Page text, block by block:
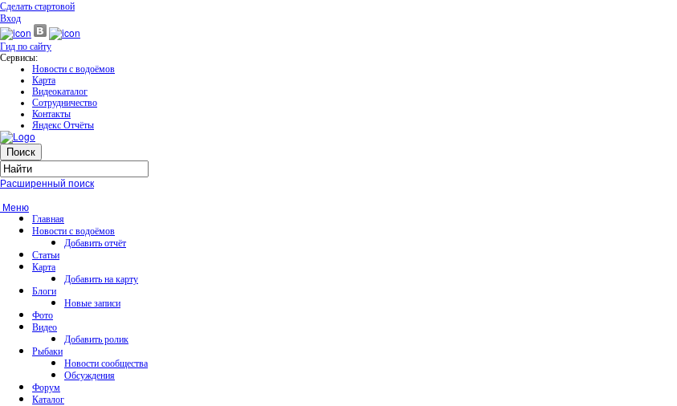
Сделать стартовой
Вход
Гид по сайту
Сервисы:
Новости с водоёмов
Карта
Видеокаталог
Сотрудничество
Контакты
Яндекс Отчёты
Расширенный поиск
Меню
Главная
Новости с водоёмов
Добавить отчёт
Статьи
Карта
Добавить на карту
Блоги
Новые записи
Фото
Видео
Добавить ролик
Рыбаки
Новости сообщества
Обсуждения
Форум
Каталог